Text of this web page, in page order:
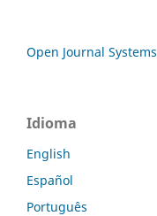
Open Journal Systems
Idioma
English
Español
Português